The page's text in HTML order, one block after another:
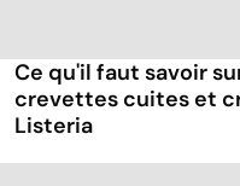
Ce qu'il faut savoir
crevettes cuites et
Listeria